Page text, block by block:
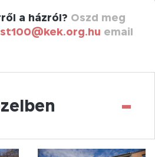
a házról? Oszd meg
email
-